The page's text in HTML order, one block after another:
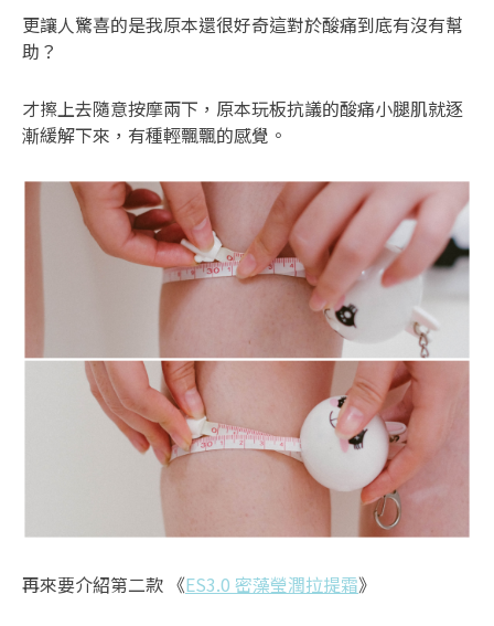
更讓人驚喜的是我原本還很好奇這對於酸痛到底有沒有幫
助？
才擦上去隨意按摩兩下，原本玩板抗議的酸痛小腿肌就逐
漸緩解下來，有種輕飄飄的感覺。
再來要介紹第二款 《ES3.0 密藻瑩潤拉提霜》